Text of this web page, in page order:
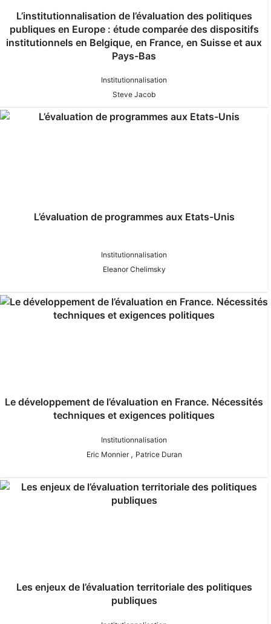
L’institutionnalisation de l’évaluation des politiques
publiques en Europe : étude comparée des dispositifs
institutionnels en Belgique, en France, en Suisse et aux
Pays-Bas
Institutionnalisation
Steve Jacob
L’évaluation de programmes aux Etats-Unis
Institutionnalisation
Eleanor Chelimsky
Le développement de l’évaluation en France. Nécessités
techniques et exigences politiques
Institutionnalisation
Eric Monnier , Patrice Duran
Les enjeux de l’évaluation territoriale des politiques
publiques